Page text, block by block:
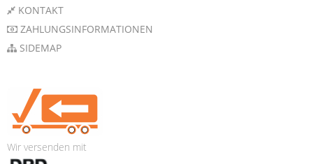
KONTAKT
ZAHLUNGSINFORMATIONEN
SIDEMAP
Wir versenden mit